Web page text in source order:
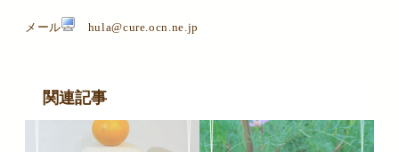
メール hula@cure.ocn.ne.jp
関連記事